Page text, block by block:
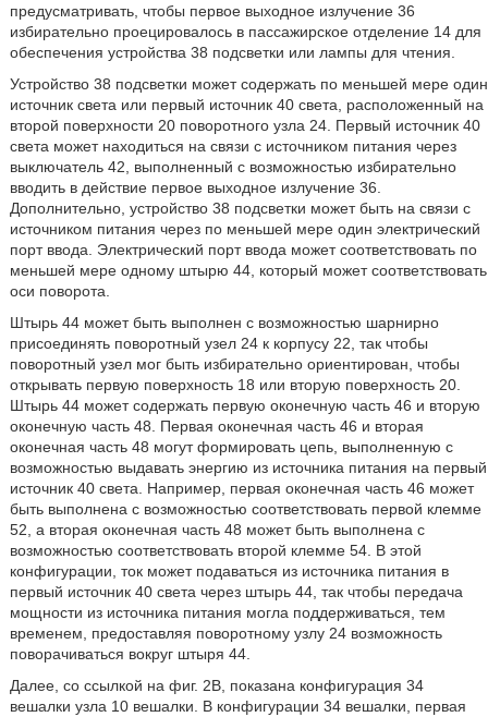
предусматривать, чтобы первое выходное излучение 36
избирательно проецировалось в пассажирское отделение 14 для
обеспечения устройства 38 подсветки или лампы для чтения.
Устройство 38 подсветки может содержать по меньшей мере один
источник света или первый источник 40 света, расположенный на
второй поверхности 20 поворотного узла 24. Первый источник 40
света может находиться на связи с источником питания через
выключатель 42, выполненный с возможностью избирательно
вводить в действие первое выходное излучение 36.
Дополнительно, устройство 38 подсветки может быть на связи с
источником питания через по меньшей мере один электрический
порт ввода. Электрический порт ввода может соответствовать по
меньшей мере одному штырю 44, который может соответствовать
оси поворота.
Штырь 44 может быть выполнен с возможностью шарнирно
присоединять поворотный узел 24 к корпусу 22, так чтобы
поворотный узел мог быть избирательно ориентирован, чтобы
открывать первую поверхность 18 или вторую поверхность 20.
Штырь 44 может содержать первую оконечную часть 46 и вторую
оконечную часть 48. Первая оконечная часть 46 и вторая
оконечная часть 48 могут формировать цепь, выполненную с
возможностью выдавать энергию из источника питания на первый
источник 40 света. Например, первая оконечная часть 46 может
быть выполнена с возможностью соответствовать первой клемме
52, а вторая оконечная часть 48 может быть выполнена с
возможностью соответствовать второй клемме 54. В этой
конфигурации, ток может подаваться из источника питания в
первый источник 40 света через штырь 44, так чтобы передача
мощности из источника питания могла поддерживаться, тем
временем, предоставляя поворотному узлу 24 возможность
поворачиваться вокруг штыря 44.
Далее, со ссылкой на фиг. 2B, показана конфигурация 34
вешалки узла 10 вешалки. В конфигурации 34 вешалки, первая